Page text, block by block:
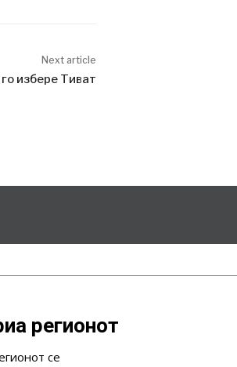
Next article
избере Тиват
регионот
се